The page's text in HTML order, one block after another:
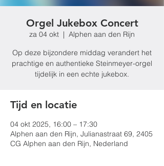
Orgel Jukebox Concert
za 04 okt
  |
Alphen aan den Rijn
Op deze bijzondere middag verandert het
prachtige en authentieke Steinmeyer-orgel
tijdelijk in een echte jukebox.
Tijd en locatie
04 okt 2025, 16:00 – 17:30
Alphen aan den Rijn, Julianastraat 69, 2405
CG Alphen aan den Rijn, Nederland